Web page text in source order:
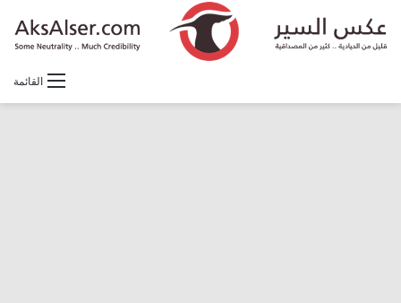
القائمة